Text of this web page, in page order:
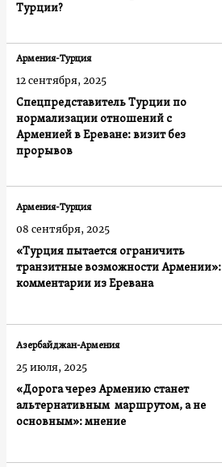
Турции?
Спецпредставитель Турции по
нормализации отношений с
Арменией в Ереване: визит без
прорывов
Армения-Турция
12 сентября, 2025
«Турция пытается ограничить
транзитные возможности Армении»:
комментарии из Еревана
Армения-Турция
08 сентября, 2025
«Дорога через Армению станет
альтернативным маршрутом, а не
основным»: мнение
Азербайджан-Армения
25 июля, 2025